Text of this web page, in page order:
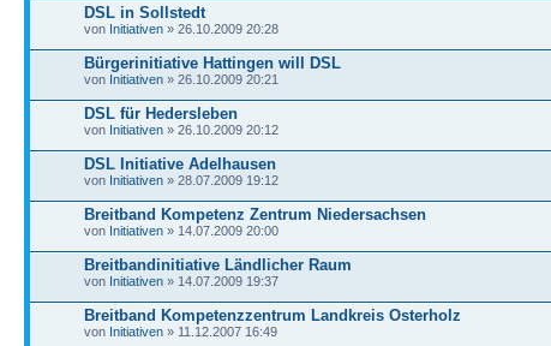
DSL in Sollstedt
von Initiativen » 26.10.2009 20:28
Bürgerinitiative Hattingen will DSL
von Initiativen » 26.10.2009 20:21
DSL für Hedersleben
von Initiativen » 26.10.2009 20:12
DSL Initiative Adelhausen
von Initiativen » 28.07.2009 19:12
Breitband Kompetenz Zentrum Niedersachsen
von Initiativen » 14.07.2009 20:00
Breitbandinitiative Ländlicher Raum
von Initiativen » 14.07.2009 19:37
Breitband Kompetenzzentrum Landkreis Osterholz
von Initiativen » 11.12.2007 16:49